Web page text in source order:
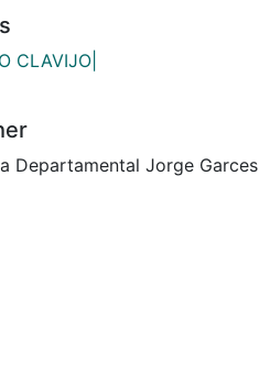
CLAVIJO|
Departamental Jorge Garces